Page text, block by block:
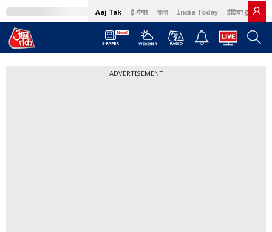
Aaj Tak ई-पेपर বাংলা India Today इंडिया टुडे हिंदी
ADVERTISEMENT